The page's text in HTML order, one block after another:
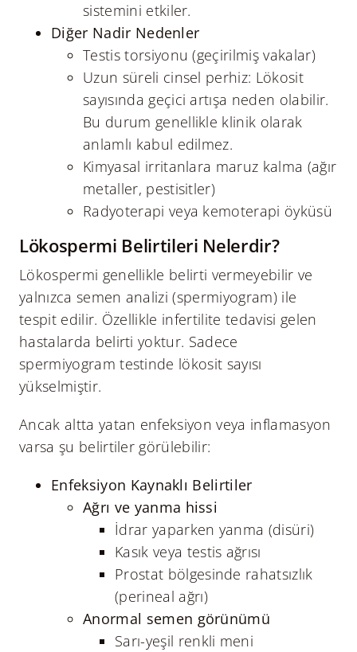
sistemini etkiler.
Diğer Nadir Nedenler
Testis torsiyonu (geçirilmiş vakalar)
Uzun süreli cinsel perhiz: Lökosit
sayısında geçici artışa neden olabilir.
Bu durum genellikle klinik olarak
anlamlı kabul edilmez.
Kimyasal irritanlara maruz kalma (ağır
metaller, pestisitler)
Radyoterapi veya kemoterapi öyküsü
Lökospermi Belirtileri Nelerdir?
Lökospermi genellikle belirti vermeyebilir ve
yalnızca semen analizi (spermiyogram) ile
tespit edilir. Özellikle infertilite tedavisi gelen
hastalarda belirti yoktur. Sadece
spermiyogram testinde lökosit sayısı
yükselmiştir.
Ancak altta yatan enfeksiyon veya inflamasyon
varsa şu belirtiler görülebilir:
Enfeksiyon Kaynaklı Belirtiler
Ağrı ve yanma hissi
İdrar yaparken yanma (disüri)
Kasık veya testis ağrısı
Prostat bölgesinde rahatsızlık
(perineal ağrı)
Anormal semen görünümü
Sarı-yeşil renkli meni